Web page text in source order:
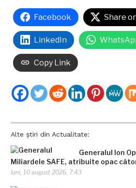
Alte știri din Actualitate:
Generalul Ion
Miliardele SAFE, atribuite opac
luni, 10 august 2026, 7:43
Facebook Share
LinkedIn
Copy Link